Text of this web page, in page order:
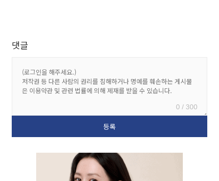
댓글
0 / 300